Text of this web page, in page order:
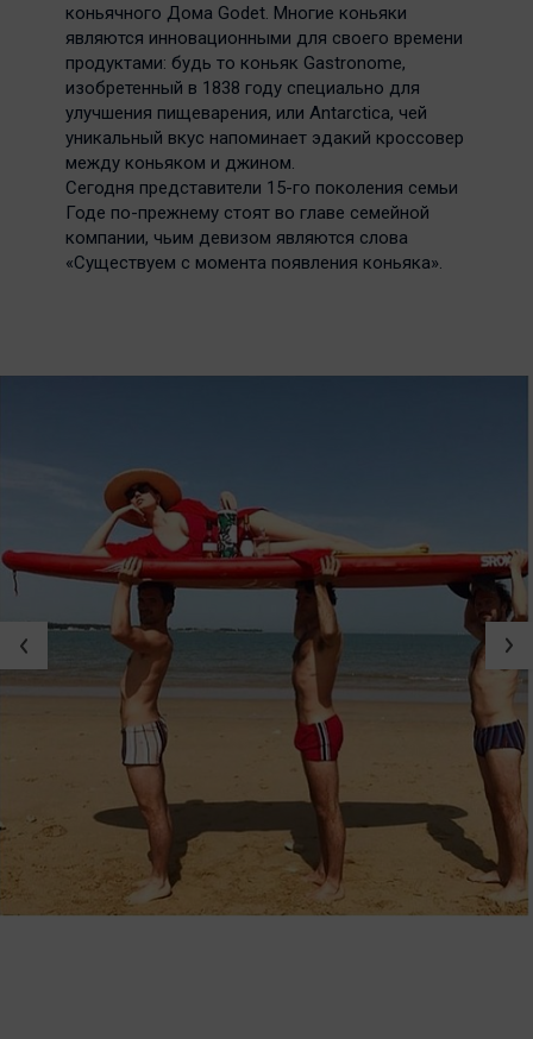
коньячного Дома Godet. Многие коньяки
являются инновационными для своего времени
продуктами: будь то коньяк Gastronome,
изобретенный в 1838 году специально для
улучшения пищеварения, или Antarctica, чей
уникальный вкус напоминает эдакий кроссовер
между коньяком и джином.
Сегодня представители 15-го поколения семьи
Годе по-прежнему стоят во главе семейной
компании, чьим девизом являются слова
«Существуем с момента появления коньяка».